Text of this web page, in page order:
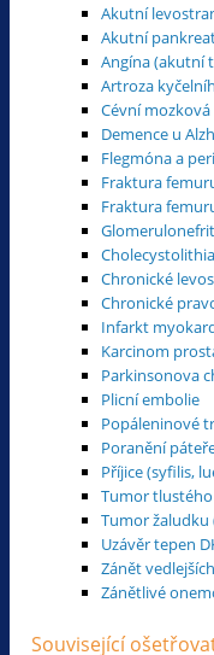
Akutní
Akutní
Angína (akutní
Artroza
Cévní
Demence u
Flegmóna a
Fraktura
Fraktura
Chronické
Chronické
Infarkt
Karcinom
Parkinsonova
Plicní embolie
Popáleninové
Poranění
Příjice (syfilis,
Tumor
Tumor žaludku
Uzávěr tepen
Zánět
Zánětlivé
Související